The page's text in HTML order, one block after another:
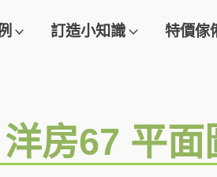
訂造小知識 特價傢
房67 平